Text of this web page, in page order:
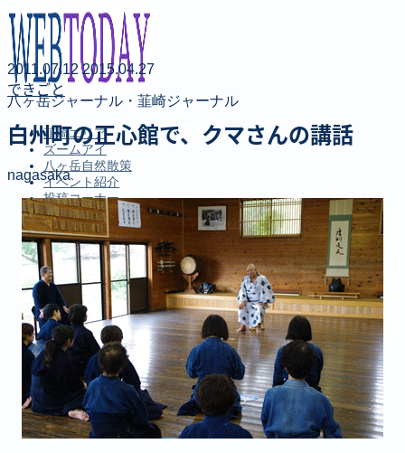
八ヶ岳ジャーナル・韮崎ジャーナル
韮崎エリア
ズームアイ
八ヶ岳自然散策
イベント紹介
投稿コーナー
新聞
定期購読のご案内
第４回 八ヶ岳高原文学賞
MENU
韮崎エリア
ズームアイ
八ヶ岳自然散策
イベント紹介
投稿コーナー
新聞
定期購読のご案内
2011.07.122015.04.27
できごと
白州町の正心館で、クマさんの講話
nagasaka